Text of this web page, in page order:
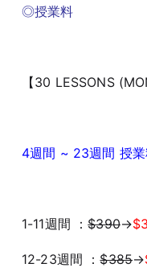
◎授業料
【30 LESSONS
4週間 ~ 23週間 授
1-11週間 ：$390→
12-23週間 ：$385→